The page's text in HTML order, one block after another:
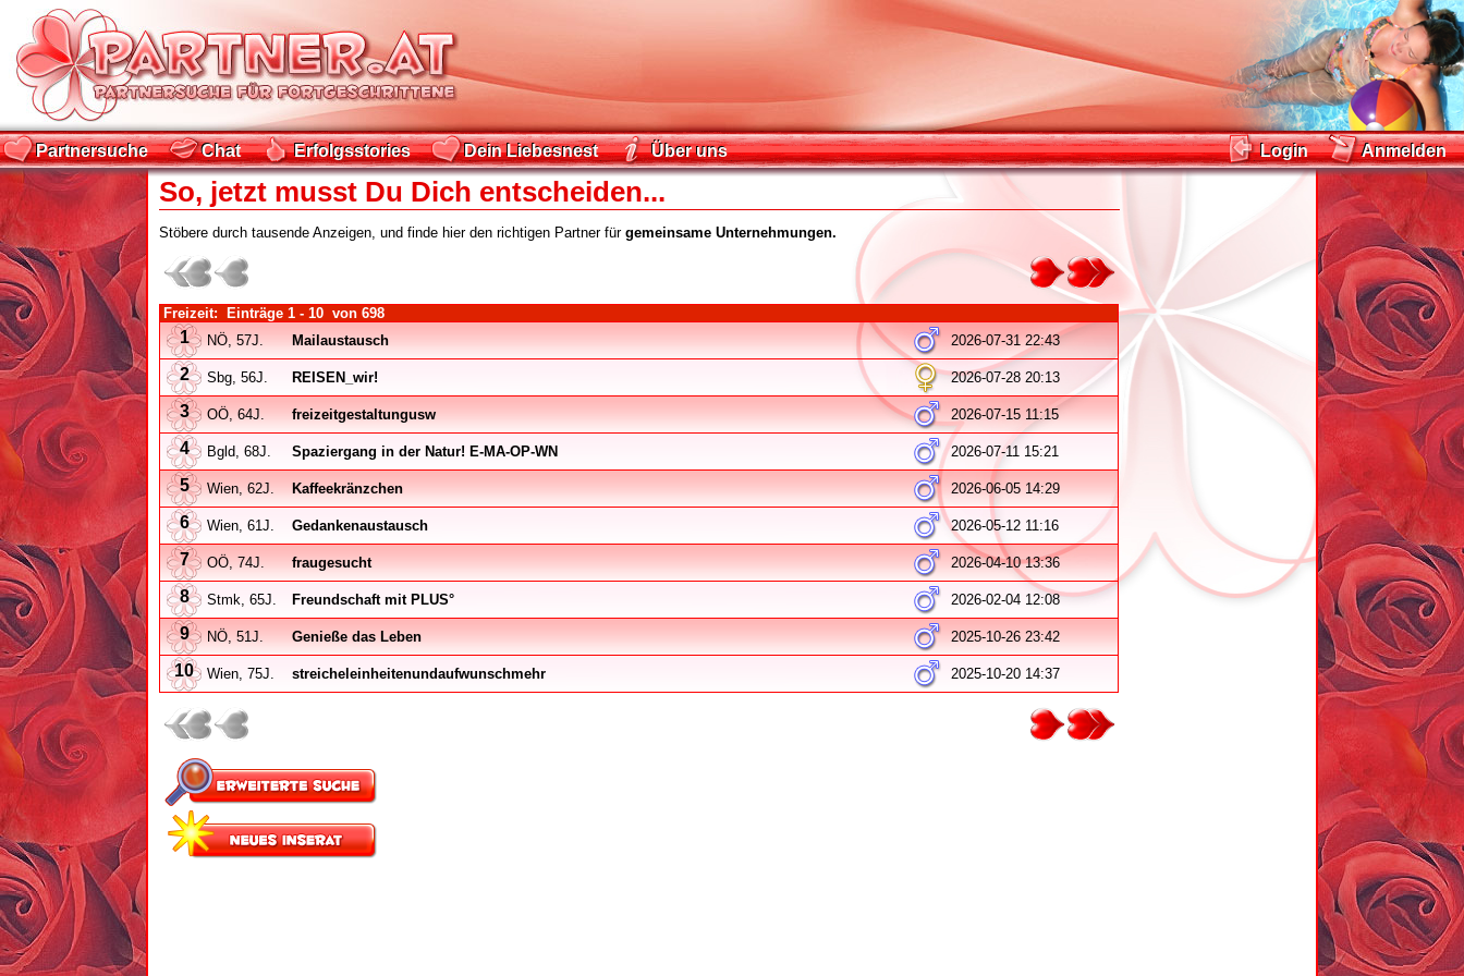
Partnersuche
Partnersuche Chat
Chat Erfolgsstories
Erfolgsstories Dein Liebesnest
Dein Liebesnest Über uns
Über uns Anmelden
Anmelden
Login
Login
So, jetzt musst Du Dich entscheiden...
Stöbere durch tausende Anzeigen, und finde hier den richtigen Partner fürgemeinsame Unternehmungen.
Freizeit: Einträge 1 - 10von 698
1 NÖ, 57J. Mailaustausch 2026-07-31 22:43
2 Sbg, 56J. REISEN_wir! 2026-07-28 20:13
3 OÖ, 64J. freizeitgestaltungusw 2026-07-15 11:15
4 Bgld, 68J. Spaziergang in der Natur! E-MA-OP-WN 2026-07-11 15:21
5 Wien, 62J. Kaffeekränzchen 2026-06-05 14:29
6 Wien, 61J. Gedankenaustausch 2026-05-12 11:16
7 OÖ, 74J. fraugesucht 2026-04-10 13:36
8 Stmk, 65J. Freundschaft mit PLUS° 2026-02-04 12:08
9 NÖ, 51J. Genieße das Leben 2025-10-26 23:42
10 Wien, 75J. streicheleinheitenundaufwunschmehr 2025-10-20 14:37